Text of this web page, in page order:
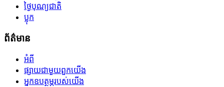
ថ្ងៃបុណ្យជាតិ
ប្លុក
ព័ត៌មាន
អំពី
ផ្សាយជាមួយពួកយើង
អ្នកឧបត្ថម្ភរបស់យើង